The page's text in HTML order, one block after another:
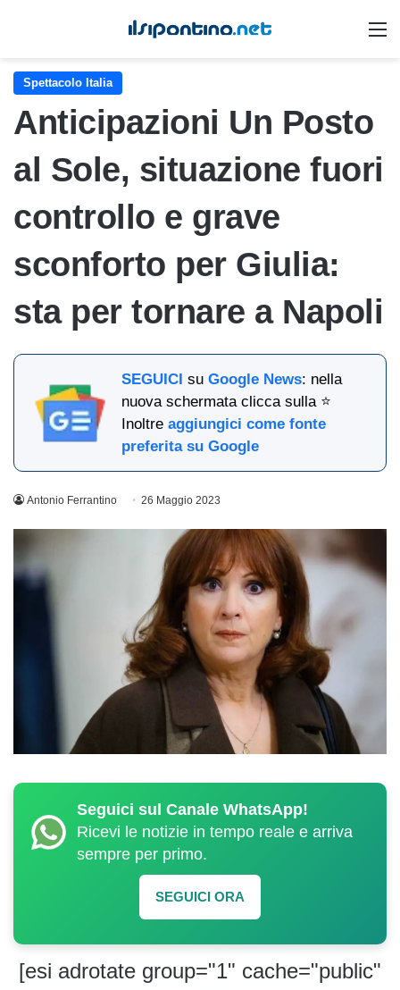
Spettacolo Italia
Anticipazioni Un Posto
al Sole, situazione fuori
controllo e grave
sconforto per Giulia:
sta per tornare a Napoli
SEGUICI suGoogle News: nella
nuova schermata clicca sulla ⭐
Inoltreaggiungici come fonte
preferita su Google
Antonio Ferrantino 26 Maggio 2023
Seguici sul Canale WhatsApp!
Ricevi le notizie in tempo reale e arriva
sempre per primo.
SEGUICI ORA
[esi adrotate group="1" cache="public"